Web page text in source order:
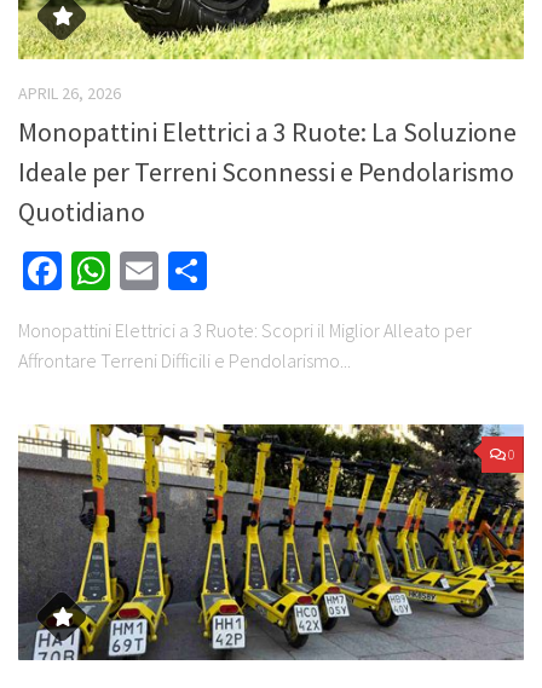
APRIL 26, 2026
Monopattini Elettrici a 3 Ruote: La Soluzione
Ideale per Terreni Sconnessi e Pendolarismo
Quotidiano
Facebook
WhatsApp
Email
Monopattini Elettrici a 3 Ruote: Scopri il Miglior Alleato per
Affrontare Terreni Difficili e Pendolarismo...
0